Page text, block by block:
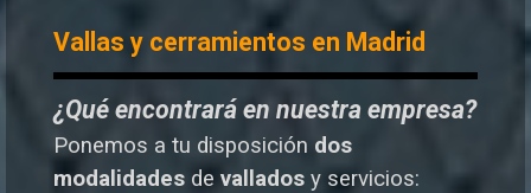
Vallas y cerramientos en Madrid
¿Qué encontrará en nuestra empresa?
Ponemos a tu disposición dos
modalidades de vallados y servicios: